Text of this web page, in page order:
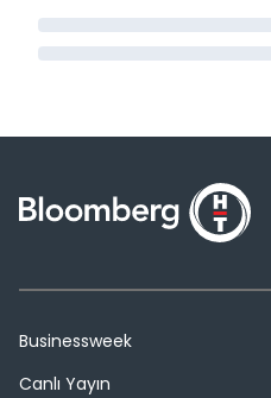
Businessweek
Canlı Yayın